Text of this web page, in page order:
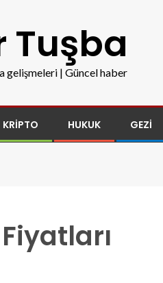
Tuşba
gelişmeleri | Güncel haber
KRIPTO HUKUK GEZI